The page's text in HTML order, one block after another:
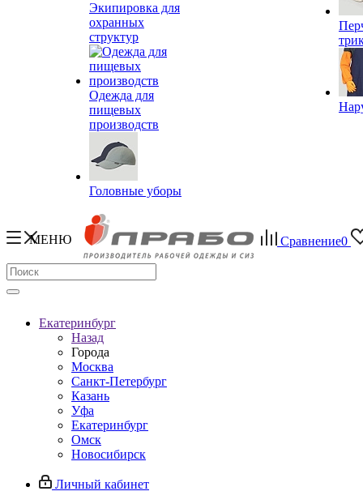
Экипировка для
охранных
структур
Одежда для
пищевых
производств
Головные уборы
МЕНЮ Сравнение0
Екатеринбург
Назад
Города
Москва
Санкт-Петербург
Казань
Уфа
Екатеринбург
Омск
Новосибирск
Личный кабинет